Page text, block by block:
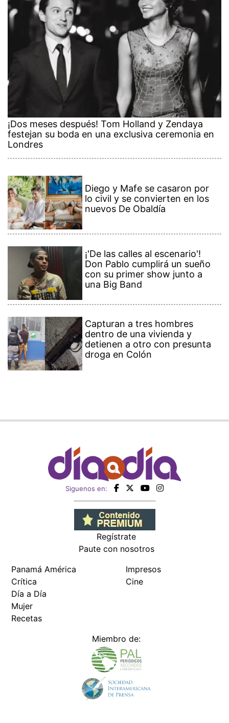
¡Dos meses después! Tom Holland y Zendaya
festejan su boda en una exclusiva ceremonia en
Londres
Diego y Mafe se casaron por
lo civil y se convierten en los
nuevos De Obaldía
¡'De las calles al escenario'!
Don Pablo cumplirá un sueño
con su primer show junto a
una Big Band
Capturan a tres hombres
dentro de una vivienda y
detienen a otro con presunta
droga en Colón
Siguenos en:
Regístrate
Paute con nosotros
Panamá América
Crítica
Día a Día
Mujer
Recetas
Impresos
Cine
Miembro de: